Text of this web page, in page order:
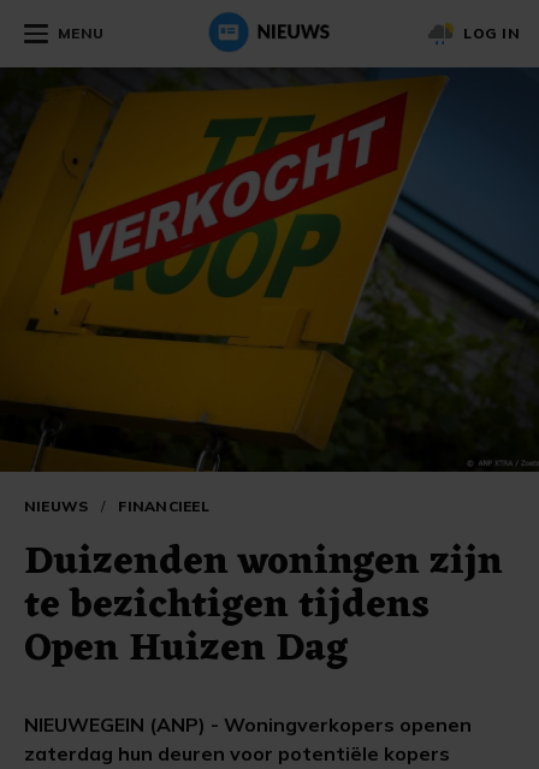
MENU LOG IN
NIEUWS / FINANCIEEL
Duizenden woningen zijn
te bezichtigen tijdens
Open Huizen Dag
NIEUWEGEIN (ANP) - Woningverkopers openen
zaterdag hun deuren voor potentiële kopers